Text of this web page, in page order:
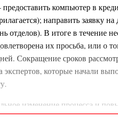
компьютер в
направить заявку
отделов). В итоге в течение
их просьба, или о
Сокращение сроков
которые начали
изменение процесса и
почти все руководители